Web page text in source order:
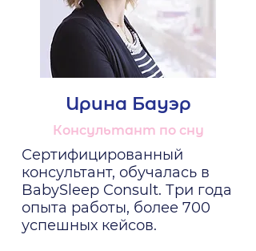
Ирина Бауэр
Консультант по сну
Сертифицированный
консультант, обучалась в
BabySleep Consult. Три года
опыта работы, более 700
успешных кейсов.